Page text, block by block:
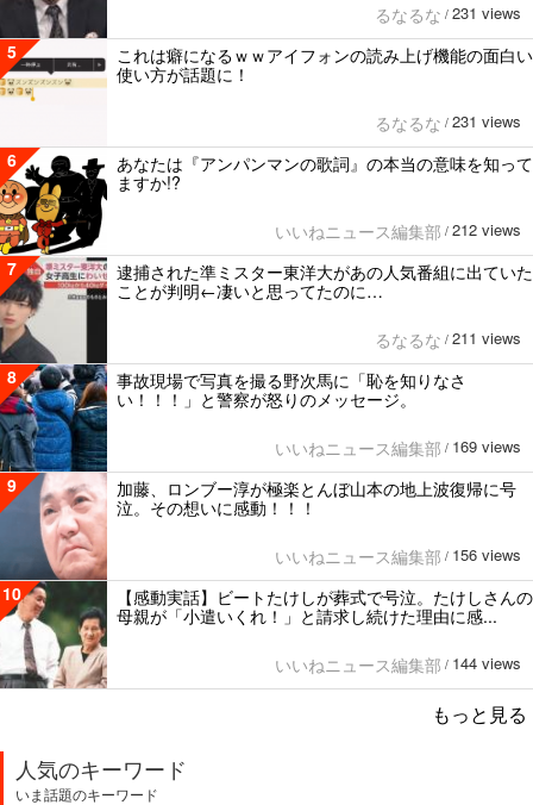
るなるな / 231 views
5
これは癖になるｗｗアイフォンの読み上げ機能の面白い
使い方が話題に！
るなるな / 231 views
6
あなたは『アンパンマンの歌詞』の本当の意味を知って
ますか!?
いいねニュース編集部 / 212 views
7
逮捕された準ミスター東洋大があの人気番組に出ていた
ことが判明←凄いと思ってたのに…
るなるな / 211 views
8
事故現場で写真を撮る野次馬に「恥を知りなさ
い！！！」と警察が怒りのメッセージ。
いいねニュース編集部 / 169 views
9
加藤、ロンブー淳が極楽とんぼ山本の地上波復帰に号
泣。その想いに感動！！！
いいねニュース編集部 / 156 views
10
【感動実話】ビートたけしが葬式で号泣。たけしさんの
母親が「小遣いくれ！」と請求し続けた理由に感...
いいねニュース編集部 / 144 views
もっと見る
人気のキーワード
いま話題のキーワード